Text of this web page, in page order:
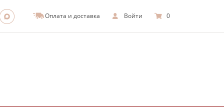
Оплата и доставка Войти 0